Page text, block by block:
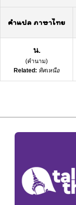
คำแปล ภาษาไทย
น.
(คำนาม)
Related: ทิศเหนือ